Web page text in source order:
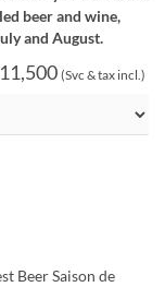
beer and wine,
and August.
(Svc & tax incl.)
Beer Saison de